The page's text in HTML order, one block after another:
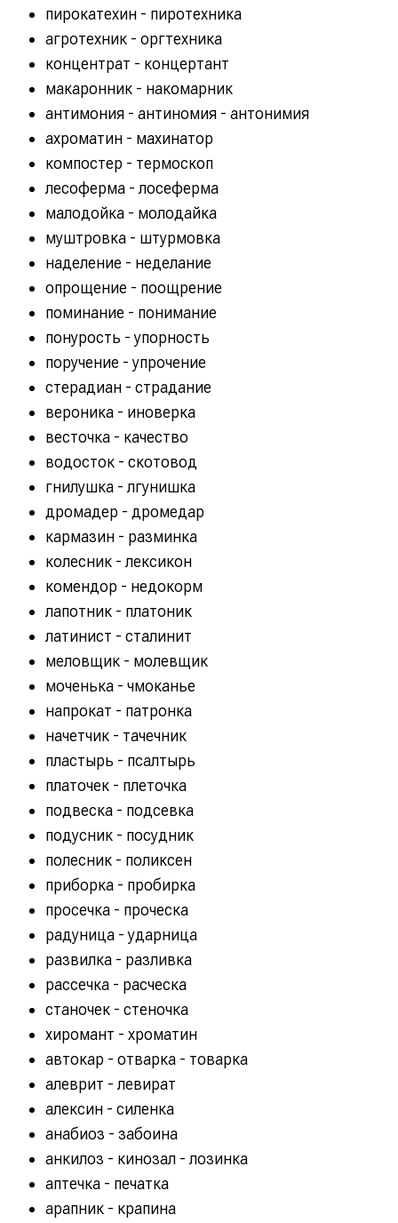
пирокатехин - пиротехника
агротехник - оргтехника
концентрат - концертант
макаронник - накомарник
антимония - антиномия - антонимия
ахроматин - махинатор
компостер - термоскоп
лесоферма - лосеферма
малодойка - молодайка
муштровка - штурмовка
наделение - неделание
опрощение - поощрение
поминание - понимание
понурость - упорность
поручение - упрочение
стерадиан - страдание
вероника - иноверка
весточка - качество
водосток - скотовод
гнилушка - лгунишка
дромадер - дромедар
кармазин - разминка
колесник - лексикон
комендор - недокорм
лапотник - платоник
латинист - сталинит
меловщик - молевщик
моченька - чмоканье
напрокат - патронка
начетчик - тачечник
пластырь - псалтырь
платочек - плеточка
подвеска - подсевка
подусник - посудник
полесник - поликсен
приборка - пробирка
просечка - проческа
радуница - ударница
развилка - разливка
рассечка - расческа
станочек - стеночка
хиромант - хроматин
автокар - отварка - товарка
алеврит - левират
алексин - силенка
анабиоз - забоина
анкилоз - кинозал - лозинка
аптечка - печатка
арапник - крапина